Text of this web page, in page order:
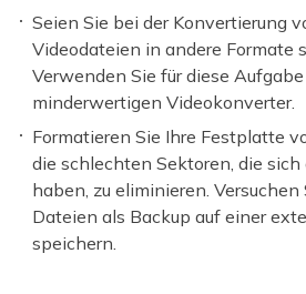
Seien Sie bei der Konvertierung
Videodateien in andere Formate
Verwenden Sie für diese
minderwertigen Videokonverter.
Formatieren Sie Ihre Festplatte
die schlechten Sektoren, die
haben, zu eliminieren. Versuchen
Dateien als Backup auf einer
speichern.